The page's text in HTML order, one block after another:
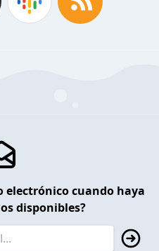
electrónico cuando haya
disponibles?